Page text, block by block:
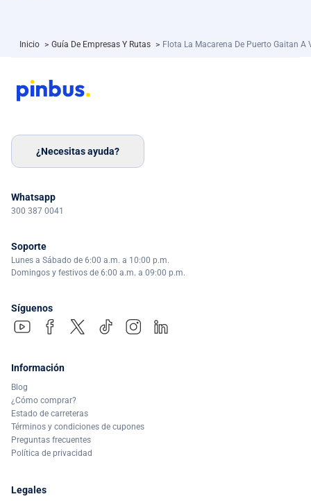
Inicio > Guía De Empresas Y Rutas > Flota La Macarena De Puerto Gaitan A
¿Necesitas ayuda?
Whatsapp
300 387 0041
Soporte
Lunes a Sábado de 6:00 a.m. a 10:00 p.m.
Domingos y festivos de 6:00 a.m. a 09:00 p.m.
Síguenos
Información
Blog
¿Cómo comprar?
Estado de carreteras
Términos y condiciones de cupones
Preguntas frecuentes
Política de privacidad
Legales